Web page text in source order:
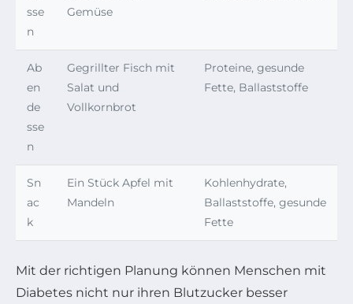
sse
n
Gemüse
Ab
en
de
sse
n
Gegrillter Fisch mit
Salat und
Vollkornbrot
Proteine, gesunde
Fette, Ballaststoffe
Sn
ac
k
Ein Stück Apfel mit
Mandeln
Kohlenhydrate,
Ballaststoffe, gesunde
Fette
Mit der richtigen Planung können Menschen mit
Diabetes nicht nur ihren Blutzucker besser